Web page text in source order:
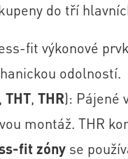
do tří
fit výkonové
odolností.
, THT, THR): Pájené
montáž. THR
fit zóny se